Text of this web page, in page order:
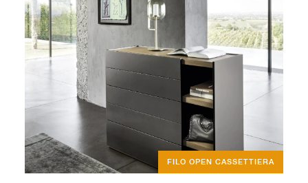
FILO OPEN CASSETTIERA